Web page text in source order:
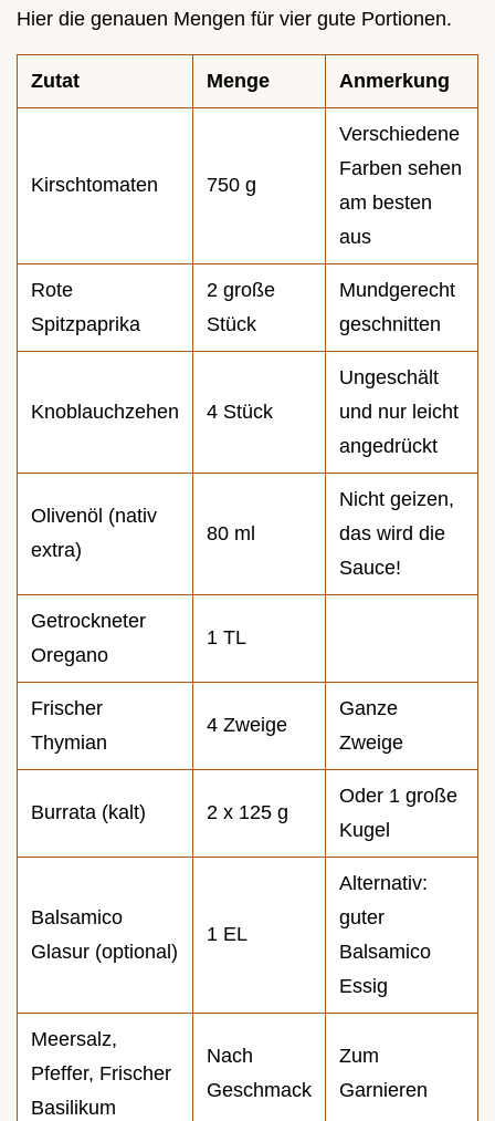
Hier die genauen Mengen für vier gute Portionen.
Zutat Menge Anmerkung
Kirschtomaten 750 g
Verschiedene
Farben sehen
am besten
aus
Rote
Spitzpaprika
2 große
Stück
Mundgerecht
geschnitten
Knoblauchzehen 4 Stück
Ungeschält
und nur leicht
angedrückt
Olivenöl (nativ
extra)
80 ml
Nicht geizen,
das wird die
Sauce!
Getrockneter
Oregano
1 TL
Frischer
Thymian
4 Zweige
Ganze
Zweige
Burrata (kalt) 2 x 125 g
Oder 1 große
Kugel
Balsamico
Glasur (optional)
1 EL
Alternativ:
guter
Balsamico
Essig
Meersalz,
Pfeffer, Frischer
Basilikum
Nach
Geschmack
Zum
Garnieren